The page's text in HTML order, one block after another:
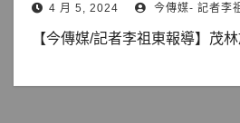
4 月 5, 2024 今傳媒- 記者李
【今傳媒/記者李祖東報導】茂